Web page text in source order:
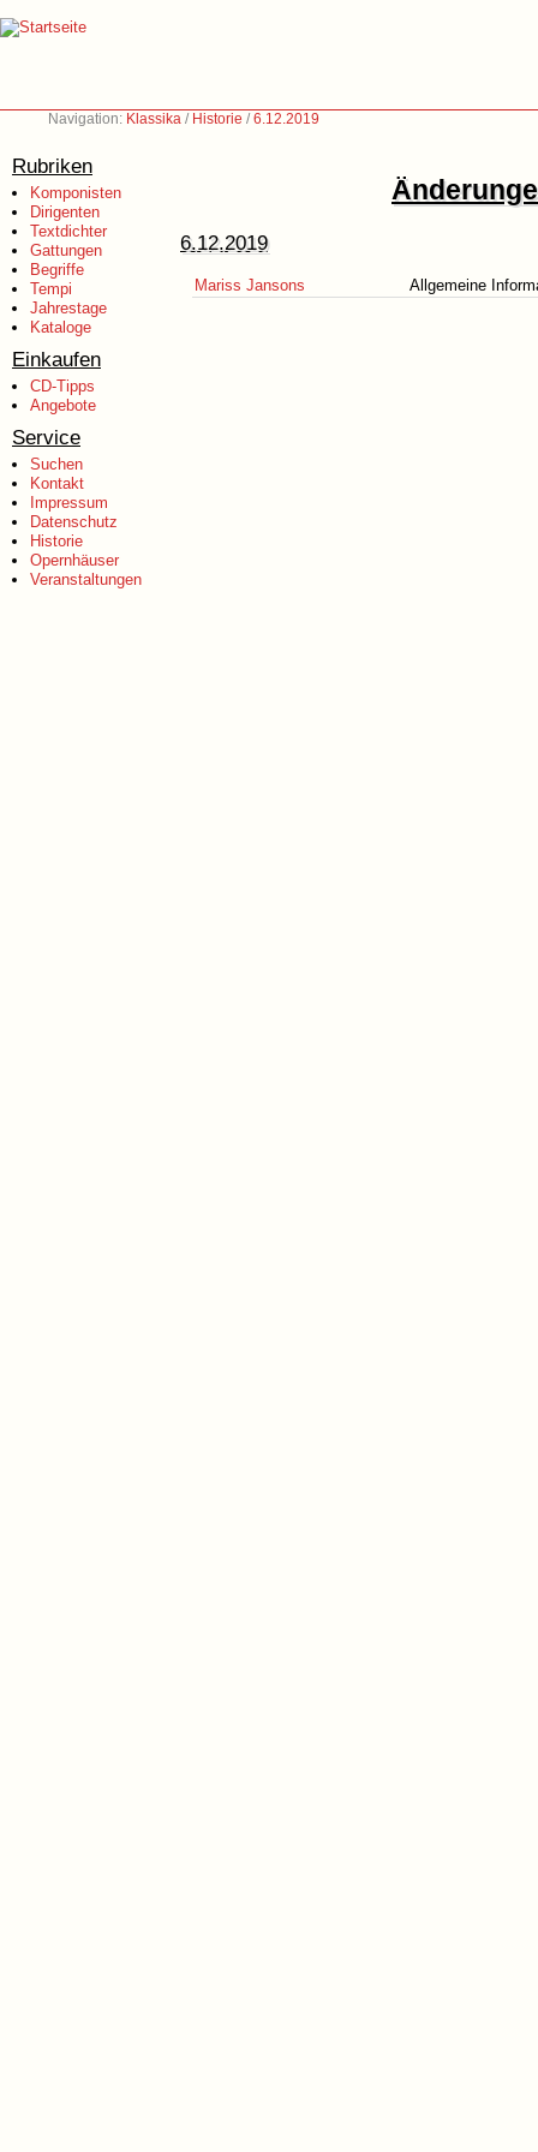
Navigation: Klassika / Historie /6.12.2019
Rubriken
Komponisten
Dirigenten
Textdichter
Gattungen
Begriffe
Tempi
Jahrestage
Kataloge
Einkaufen
CD-Tipps
Angebote
Service
Suchen
Kontakt
Impressum
Datenschutz
Historie
Opernhäuser
Veranstaltungen
6.12.2019
Mariss Jansons Allgemeine